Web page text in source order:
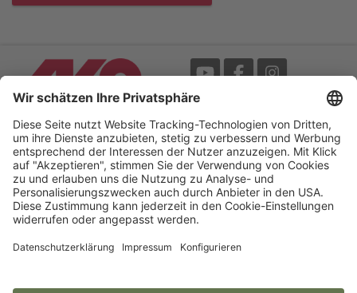
Messe
Mediathek
Blätterkatalog
Newsletter
Bedienungsanleitungen /
My-Manual
AGB
Garantie
Impressum
Datenschutz
Barrierefreiheitserklärung
Cookie-Einstellungen